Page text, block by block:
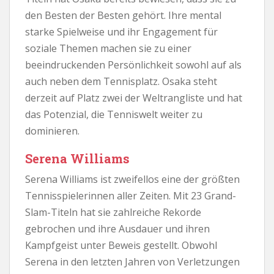
den Besten der Besten gehört. Ihre mental
starke Spielweise und ihr Engagement für
soziale Themen machen sie zu einer
beeindruckenden Persönlichkeit sowohl auf als
auch neben dem Tennisplatz. Osaka steht
derzeit auf Platz zwei der Weltrangliste und hat
das Potenzial, die Tenniswelt weiter zu
dominieren.
Serena Williams
Serena Williams ist zweifellos eine der größten
Tennisspielerinnen aller Zeiten. Mit 23 Grand-
Slam-Titeln hat sie zahlreiche Rekorde
gebrochen und ihre Ausdauer und ihren
Kampfgeist unter Beweis gestellt. Obwohl
Serena in den letzten Jahren von Verletzungen